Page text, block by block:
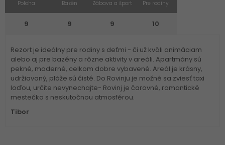
Poloha
9
Bazén
9
Zábava a šport
9
Pre rodiny
10
Rezort je ideálny pre rodiny s deťmi - či už kvôli animáciam
alebo aj pre bazény a rôzne aktivity v areáli. Apartmány sú
pekné, moderné, celkom dobre vybavené. Areál je krásny,
udržiavaný, pláže sú čisté. Do Rovinju je možné sa zviesť taxi
loďou, určite nevynechajte- Rovinj je čarovné, romantické
mestečko s neskutočnou atmosférou.
Tibor